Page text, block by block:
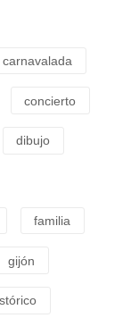
carnavalada
concierto
dibujo
familia
gijón